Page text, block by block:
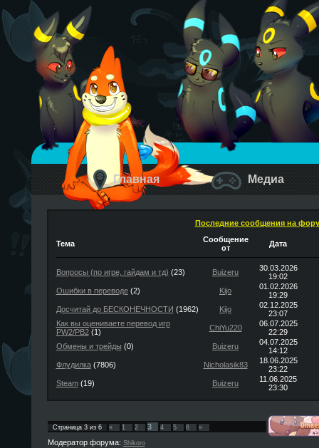
Главная Медиа
Последние сообщения на
Тема
Сообщение
от
Дата
Вопросы (по игре, гайдам и тд) (23) Buizeru
30.03.2026
19:02
Ошибки в переводе(2) Kijo
01.02.2026
19:29
Досчитай до БЕСКОНЕЧНОСТИ (1962) Kijo
02.12.2025
23:07
Как вы оцениваете перевод игр
PW2/PB2(1) ChiYu220
06.07.2025
22:29
Обмены и трейды (0) Buizeru
04.07.2025
14:12
Флудилка(7806) Nicholasik83
18.06.2025
23:22
Steam(19) Buizeru
11.06.2025
23:30
Страница 3из 6 « 1 2 3 4 5 6 »
Модератор форума: Shikoro